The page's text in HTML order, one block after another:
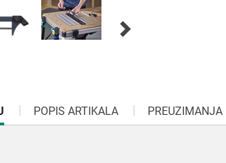
POPIS ARTIKALA PREUZIMANJA